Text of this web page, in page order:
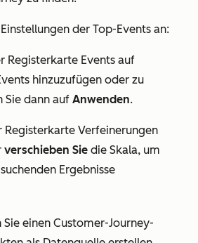
der Top-Events an:
Registerkarte Events auf
hinzuzufügen oder zu
Sie dann auf Anwenden.
Registerkarte Verfeinerungen
verschieben Sie die Skala, um
Ergebnisse
Sie einen Customer-Journey-